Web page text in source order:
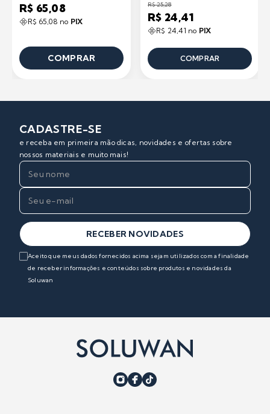
R$ 65,08
R$ 65,08 no PIX
COMPRAR
R$ 25,28
R$ 24,41
R$ 24,41 no PIX
COMPRAR
CADASTRE-SE
e receba em primeira mão dicas, novidades e ofertas sobre
nossos materiais e muito mais!
RECEBER NOVIDADES
Aceito que meus dados fornecidos acima sejam utilizados com a finalidade
de receber informações e conteúdos sobre produtos e novidades da
Soluwan